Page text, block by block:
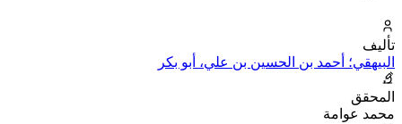
تأليف
البيهقي؛ أحمد بن الحسين بن علي، أبو بكر
المحقق
محمد عوامة